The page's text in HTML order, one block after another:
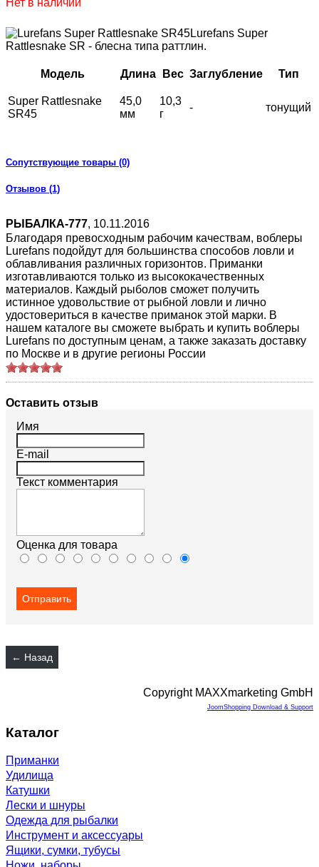
Нет в наличии
Lurefans Super
Rattlesnake SR - блесна типа раттлин.
Модель Длина Вес Заглубление Тип
Super Rattlesnake
SR45
45,0
мм
10,3
г
- тонущий
Сопутствующие товары (0)
Отзывов (1)
РЫБАЛКА-777, 10.11.2016
Благодаря превосходным рабочим качествам, воблеры
Lurefans подойдут для большинства способов ловли и
облавливания различных горизонтов. Приманки
изготавливаются только из высококачественных
материалов. Каждый рыболов сможет получить
истинное удовольствие от рыбной ловли и лично
удостовериться в качестве приманок этой марки. В
нашем каталоге вы сможете выбрать и купить воблеры
Lurefans по доступным ценам, а также заказать доставку
по Москве и в другие регионы России
Оставить отзыв
Имя
E-mail
Текст комментария
Оценка для товара
Copyright MAXXmarketing GmbH
JoomShopping Download & Support
Каталог
Приманки
Удилища
Катушки
Лески и шнуры
Одежда для рыбалки
Инструмент и аксессуары
Ящики, сумки, тубусы